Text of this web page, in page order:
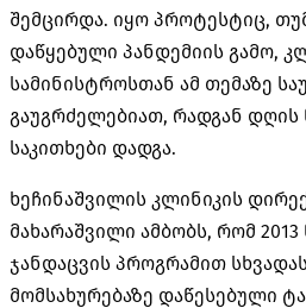
შემცირდა. იყო პროტესტიც,
დაწყებული პანდემიის გამო,
სამინისტროსთან ამ თემაზე
გაუგრძელებიათ, რადგან დღის
საკითხები დადგა.
ხეჩინაშვილის კლინიკის
მახარაშვილი ამბობს, რომ
ჯანდაცვის პროგრამით
მომსახურებაზე დაწესებული